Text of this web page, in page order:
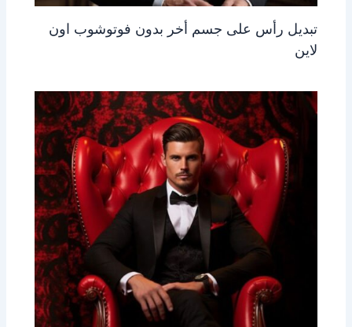
تبديل رأس على جسم أخر بدون فوتوشوب اون
لاين